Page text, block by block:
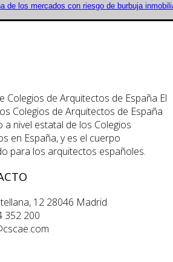
de los mercados con riesgo de burbuja
El
Colegios de Arquitectos de España
a nivel estatal de los Colegios
en España, y es el cuerpo
para los arquitectos españoles.
12 28046 Madrid
352 200